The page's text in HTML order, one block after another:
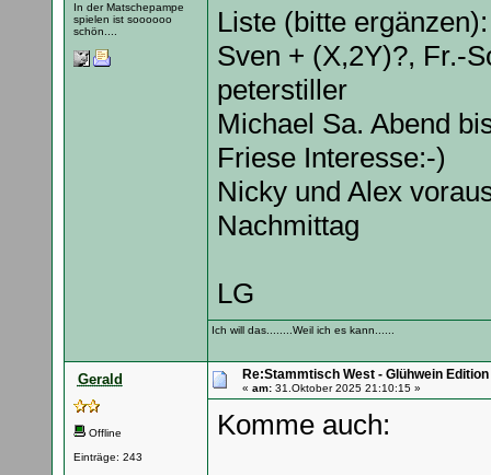
In der Matschepampe
spielen ist soooooo
schön....
Liste (bitte ergänzen):
Sven + (X,2Y)?, Fr.-
peterstiller
Michael Sa. Abend
Friese Interesse:-)
Nicky und Alex
Nachmittag
LG
Ich will das........Weil ich es kann......
Gerald
Offline
Einträge: 243
Re:Stammtisch West - Glühwein
« am:31.Oktober 2025 21:10:15 »
Komme auch: